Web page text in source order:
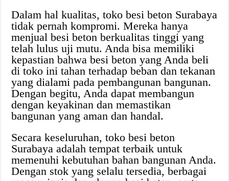
Dalam hal kualitas, toko besi beton Surabaya
tidak pernah kompromi. Mereka hanya
menjual besi beton berkualitas tinggi yang
telah lulus uji mutu. Anda bisa memiliki
kepastian bahwa besi beton yang Anda beli
di toko ini tahan terhadap beban dan tekanan
yang dialami pada pembangunan bangunan.
Dengan begitu, Anda dapat membangun
dengan keyakinan dan memastikan
bangunan yang aman dan handal.
Secara keseluruhan, toko besi beton
Surabaya adalah tempat terbaik untuk
memenuhi kebutuhan bahan bangunan Anda.
Dengan stok yang selalu tersedia, berbagai